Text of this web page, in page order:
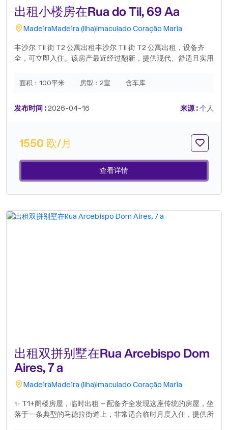
出租小楼房在Rua do Til, 69 Aa
MadeiraMadeira (Ilha)Imaculado Coração Maria
丰沙尔 Til 街 T2 公寓出租丰沙尔 Til 街 T2 公寓出租，设备齐
全，可立即入住。该房产最近经过翻新，提供现代、舒适且实用
和烘干机）、温馨的客厅和采光充足的区域。公寓已配备家具，
尔市中心。附近有各种服务和便利设施，如超市、咖啡馆、面包
便前往城市其他地区。非常适合那些在丰沙尔寻找舒适、便利和
优越地理位置的人。.
面积： 100平米 房型： 2室 含车库
发布时间 :2026-04-16 来源 :个人
1550 欧/月
查看详情
出租双拼别墅在Rua Arcebispo Dom
Aires, 7 a
MadeiraMadeira (Ilha)Imaculado Coração Maria
✨ T1+阁楼房屋，临时出租 – 配备齐全发现这座传统的房屋，坐
落于一条典型的马德拉街道上，非常适合临时月度入住，提供所